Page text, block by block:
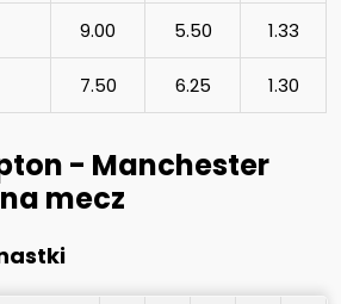
9.00 5.50 1.33
7.50 6.25 1.30
- Manchester
mecz